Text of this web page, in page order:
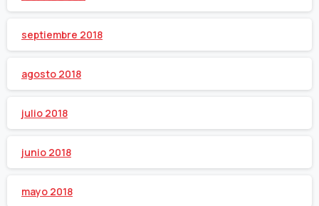
septiembre 2018
agosto 2018
julio 2018
junio 2018
mayo 2018